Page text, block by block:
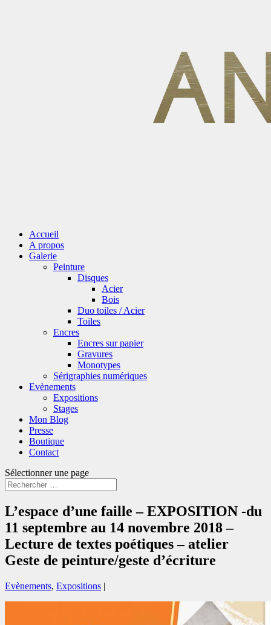
Accueil
A propos
Galerie
Peinture
Disques
Acier
Bois
Duo toiles / Acier
Toiles
Encres
Encres sur papier
Gravures
Monotypes
Sérigraphies numériques
Evènements
Expositions
Stages
Mon Blog
Presse
Boutique
Contact
Sélectionner une page
L’espace d’une faille – EXPOSITION -du
11 septembre au 14 novembre 2018 –
Lecture de textes poétiques – atelier
Geste de peinture/geste d’écriture
Evènements, Expositions |